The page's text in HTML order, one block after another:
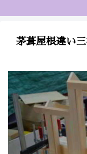
茅葺屋根違い